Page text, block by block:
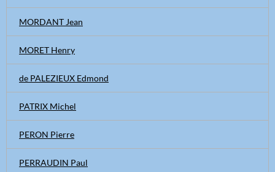
MORDANT Jean
MORET Henry
de PALEZIEUX Edmond
PATRIX Michel
PERON Pierre
PERRAUDIN Paul